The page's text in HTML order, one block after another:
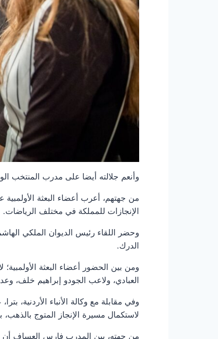
وأنعم جلالته أيضا على مدرب المنتخب
من جهتهم، أعرب أعضاء البعثة
الإنجازات للمملكة في مختلف الرياضات.
وحضر اللقاء رئيس الديوان الملكي
الدرك.
ومن بين الحضور أعضاء البعثة
العبادي، ولاعب الجودو إبراهيم خلف،
وفي مقابلة مع وكالة الأنباء الأردنية،
لاستكمال مسيرة الإنجاز المتوج